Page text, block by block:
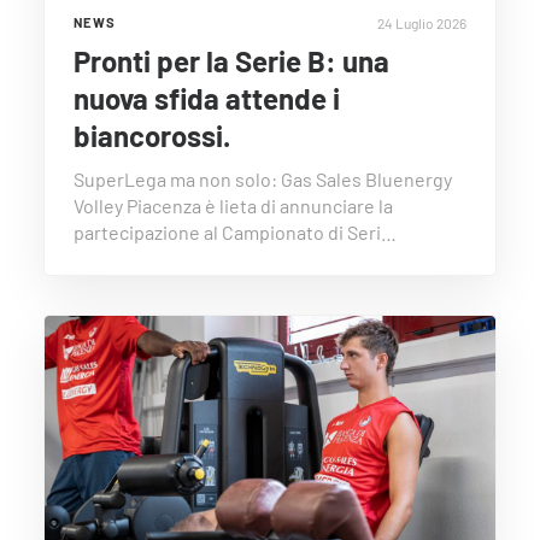
NEWS 24 Luglio 2026
Pronti per la Serie B: una
nuova sfida attende i
biancorossi.
SuperLega ma non solo: Gas Sales Bluenergy
Volley Piacenza è lieta di annunciare la
partecipazione al Campionato di Seri…